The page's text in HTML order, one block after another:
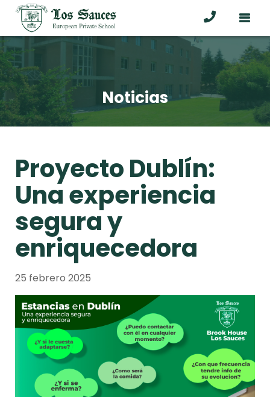
Noticias
Proyecto Dublín:
Una experiencia
segura y
enriquecedora
25 febrero 2025